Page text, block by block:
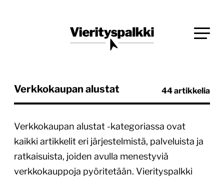
Vierityspalkki.fi
Verkkokaupan alustat 44 artikkelia
Verkkokaupan alustat -kategoriassa ovat
kaikki artikkelit eri järjestelmistä, palveluista ja
ratkaisuista, joiden avulla menestyviä
verkkokauppoja pyöritetään. Vierityspalkki